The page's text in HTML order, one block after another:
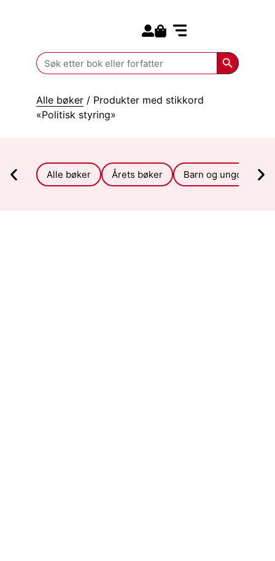
Search
for:
Search
Alle bøker / Produkter med stikkord
«Politisk styring»
Alle bøker Årets bøker Barn og ungdom